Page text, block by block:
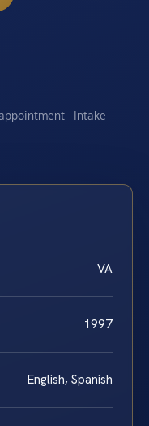
· Intake
VA
1997
English, Spanish